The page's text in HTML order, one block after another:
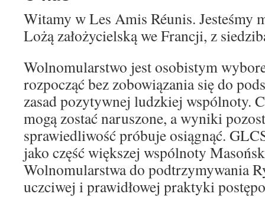
Witamy w Les Amis Réunis. Jesteśmy
Lożą założycielską we Francji, z
Wolnomularstwo jest osobistym
rozpocząć bez zobowiązania się do
zasad pozytywnej ludzkiej wspólnoty.
mogą zostać naruszone, a wyniki
sprawiedliwość próbuje osiągnąć.
jako część większej wspólnoty
Wolnomularstwa do podtrzymywania
uczciwej i prawidłowej praktyki